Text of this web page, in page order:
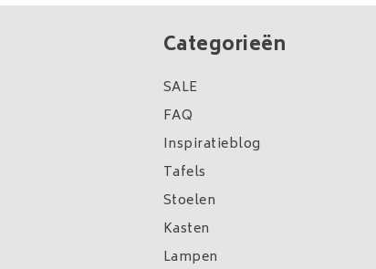
Categorieën
SALE
FAQ
Inspiratieblog
Tafels
Stoelen
Kasten
Lampen